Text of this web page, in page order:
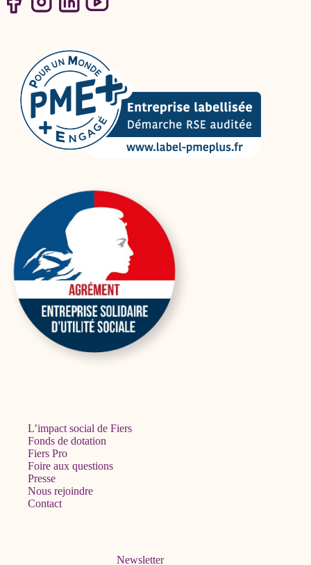
L’impact social de Fiers
Fonds de dotation
Fiers Pro
Foire aux questions
Presse
Nous rejoindre
Contact
Newsletter